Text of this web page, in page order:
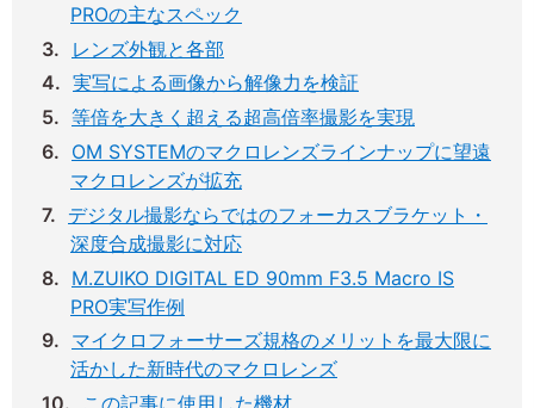
PROの主なスペック
レンズ外観と各部
実写による画像から解像力を検証
等倍を大きく超える超高倍率撮影を実現
OM SYSTEMのマクロレンズラインナップに望遠
マクロレンズが拡充
デジタル撮影ならではのフォーカスブラケット・
深度合成撮影に対応
M.ZUIKO DIGITAL ED 90mm F3.5 Macro IS
PRO実写作例
マイクロフォーサーズ規格のメリットを最大限に
活かした新時代のマクロレンズ